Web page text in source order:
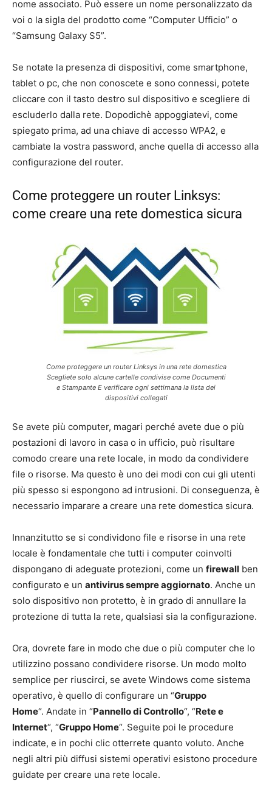
nome associato. Può essere un nome personalizzato da
voi o la sigla del prodotto come “Computer Ufficio” o
“Samsung Galaxy S5”.
Se notate la presenza di dispositivi, come smartphone,
tablet o pc, che non conoscete e sono connessi, potete
cliccare con il tasto destro sul dispositivo e scegliere di
escluderlo dalla rete. Dopodichè appoggiatevi, come
spiegato prima, ad una chiave di accesso WPA2, e
cambiate la vostra password, anche quella di accesso alla
configurazione del router.
Come proteggere un router Linksys:
come creare una rete domestica sicura
Come proteggere un router Linksys in una rete domestica
Scegliete solo alcune cartelle condivise come Documenti
e Stampante E verificare ogni settimana la lista dei
dispositivi collegati
Se avete più computer, magari perché avete due o più
postazioni di lavoro in casa o in ufficio, può risultare
comodo creare una rete locale, in modo da condividere
file o risorse. Ma questo è uno dei modi con cui gli utenti
più spesso si espongono ad intrusioni. Di conseguenza, è
necessario imparare a creare una rete domestica sicura.
Innanzitutto se si condividono file e risorse in una rete
locale è fondamentale che tutti i computer coinvolti
dispongano di adeguate protezioni, come un firewall ben
configurato e un antivirus sempre aggiornato. Anche un
solo dispositivo non protetto, è in grado di annullare la
protezione di tutta la rete, qualsiasi sia la configurazione.
Ora, dovrete fare in modo che due o più computer che lo
utilizzino possano condividere risorse. Un modo molto
semplice per riuscirci, se avete Windows come sistema
operativo, è quello di configurare un “Gruppo
Home“. Andate in “Pannello di Controllo“, “Rete e
Internet“, “Gruppo Home“. Seguite poi le procedure
indicate, e in pochi clic otterrete quanto voluto. Anche
negli altri più diffusi sistemi operativi esistono procedure
guidate per creare una rete locale.